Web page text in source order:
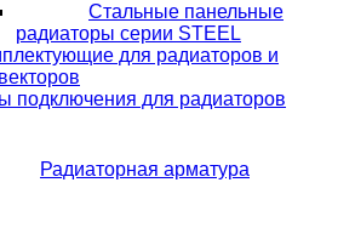
Стальные панельные
радиаторы серии STEEL
для радиаторов и
подключения для радиаторов
Радиаторная арматура